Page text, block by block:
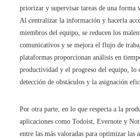
priorizar y supervisar tareas de una forma
Al centralizar la información y hacerla
miembros del equipo, se reducen los
comunicativos y se mejora el flujo de
plataformas proporcionan análisis en
productividad y el progreso del equipo, lo
detección de obstáculos y la asignación
Por otra parte, en lo que respecta a la
aplicaciones como Todoist, Evernote y
entre las más valoradas para optimizar las